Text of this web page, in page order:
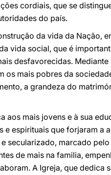
cordiais, que se
do país.
da vida da Nação,
vida social, que é
desfavorecidas. Mediante
os mais pobres da
a grandeza do
aos mais jovens e à sua
e espirituais que forjaram a
secularizado, marcado
de mais na familia,
A Igreja, que dedica